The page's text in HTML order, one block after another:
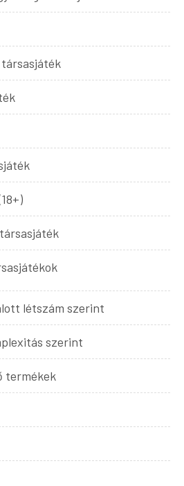
létszám szerint
szerint
termékek